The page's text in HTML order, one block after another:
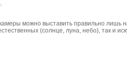
можно выставить правильно лишь
(солнце, луна, небо), так и